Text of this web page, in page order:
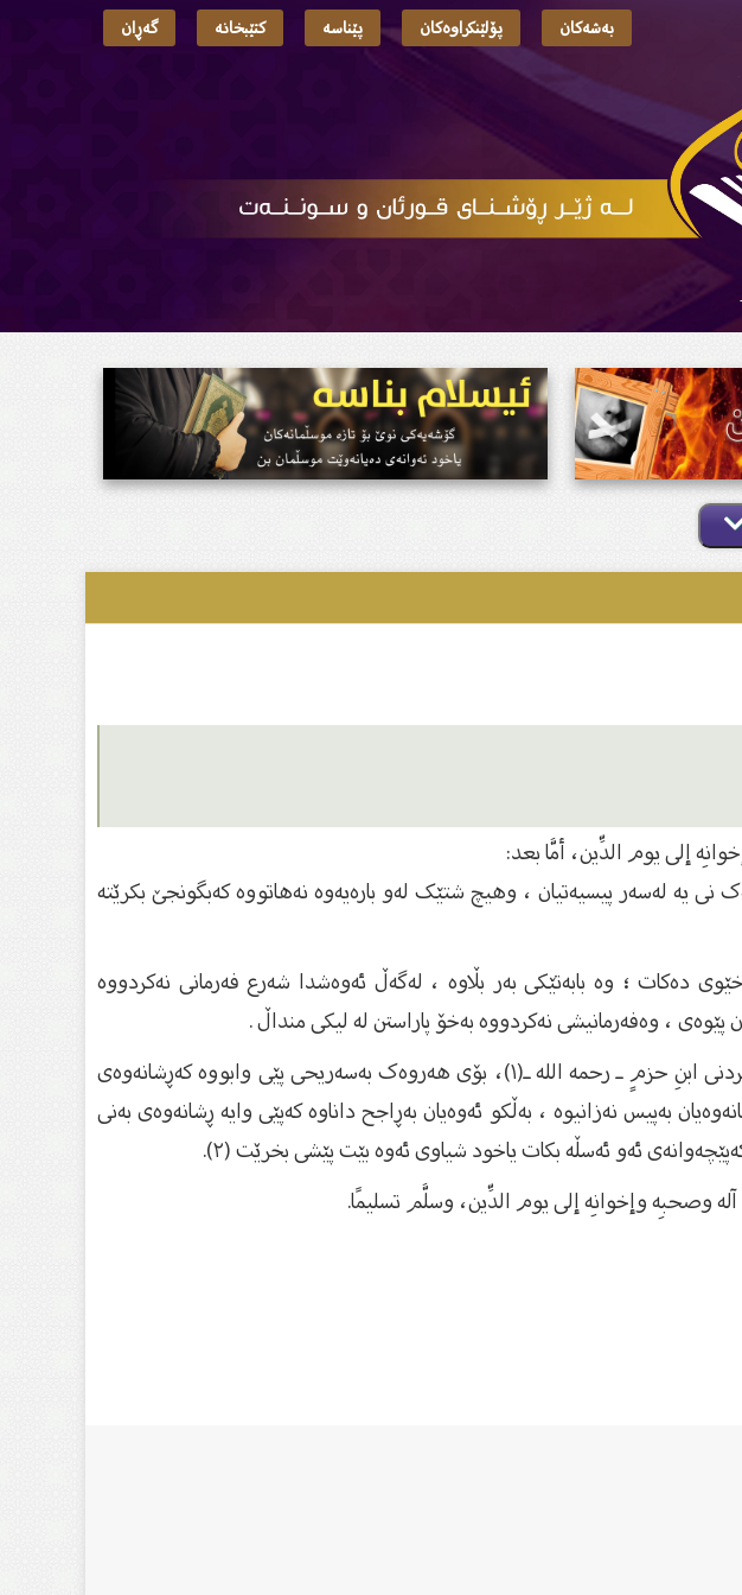
بەشەکان پۆلێنکراوەکان پێناسە کتێبخانە گەڕان
إلى يوم الدِّين، أمَّا بعد:
یە لەسەر پیسیەتیان ، وهیچ شتێک لەو بارەیەوە نەهاتووە کەبگونجێ بکرێتە
دەکات ؛ وە بابەتێکی بەر بڵاوە ، لەگەڵ ئەوەشدا شەرع فەرمانی نەکردووە
، وەفەرمانیشی نەکردووە بەخۆ پاراستن لە لیکى منداڵ .
جا ئەو کۆدەنگیەیی کەباس دەکرێت لەسەر پیسی ڕشانەوەی مندال هەڵدەوەشێتەوە بەموخالەفەکردنی ابنِ حزمٍ ـ رحمه الله ـ(١)، بۆی هەروەک بەسەریحی پێی وابووە کەڕشانەوەی
بەپیس نەزانیوە ، بەڵکو ئەوەیان بەڕاجح داناوە کەپێی وایە ڕشانەوەی بەنی
ئەو ئەسڵە بکات یاخود شیاوی ئەوە بێت پێشی بخرێت (٢).
وصحبِه وإخوانِه إلى يوم الدِّين، وسلَّم تسليمًا.